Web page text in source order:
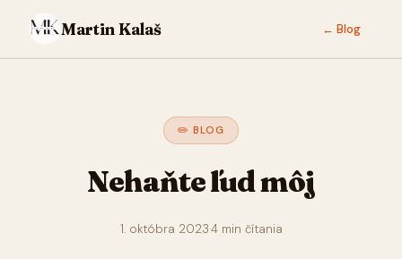
Martin Kalaš ← Blog
✏️ BLOG
Nehaňte ľud môj
1. októbra 2023·4 min čítania